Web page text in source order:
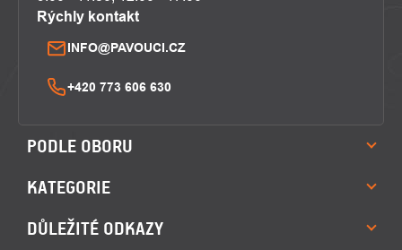
Rýchly kontakt
INFO@PAVOUCI.CZ
+420 773 606 630
PODLE OBORU
KATEGORIE
DŮLEŽITÉ ODKAZY